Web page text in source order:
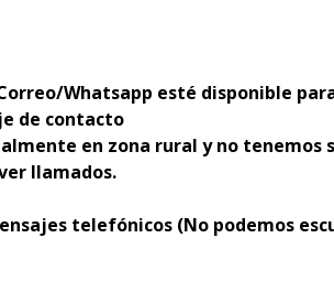
Whatsapp esté disponible
de contacto
en zona rural y no tenemos
llamados.
telefónicos (No podemos